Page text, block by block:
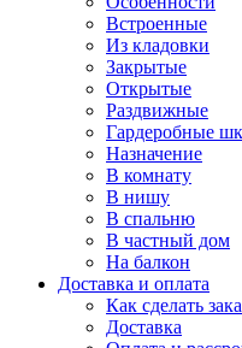
Встроенные
Из кладовки
Закрытые
Открытые
Раздвижные
Гардеробные
Назначение
В комнату
В нишу
В спальню
В частный дом
На балкон
Доставка и оплата
Как сделать
Доставка